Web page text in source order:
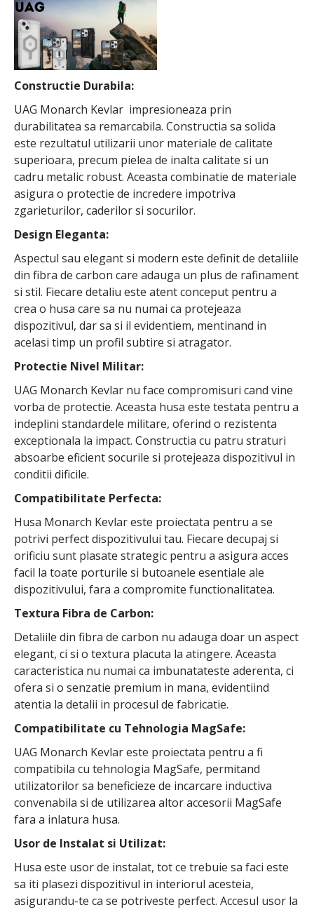
Constructie Durabila:
UAG Monarch Kevlar impresioneaza prin
durabilitatea sa remarcabila. Constructia sa solida
este rezultatul utilizarii unor materiale de calitate
superioara, precum pielea de inalta calitate si un
cadru metalic robust. Aceasta combinatie de materiale
asigura o protectie de incredere impotriva
zgarieturilor, caderilor si socurilor.
Design Eleganta:
Aspectul sau elegant si modern este definit de detaliile
din fibra de carbon care adauga un plus de rafinament
si stil. Fiecare detaliu este atent conceput pentru a
crea o husa care sa nu numai ca protejeaza
dispozitivul, dar sa si il evidentiem, mentinand in
acelasi timp un profil subtire si atragator.
Protectie Nivel Militar:
UAG Monarch Kevlar nu face compromisuri cand vine
vorba de protectie. Aceasta husa este testata pentru a
indeplini standardele militare, oferind o rezistenta
exceptionala la impact. Constructia cu patru straturi
absoarbe eficient socurile si protejeaza dispozitivul in
conditii dificile.
Compatibilitate Perfecta:
Husa Monarch Kevlar este proiectata pentru a se
potrivi perfect dispozitivului tau. Fiecare decupaj si
orificiu sunt plasate strategic pentru a asigura acces
facil la toate porturile si butoanele esentiale ale
dispozitivului, fara a compromite functionalitatea.
Textura Fibra de Carbon:
Detaliile din fibra de carbon nu adauga doar un aspect
elegant, ci si o textura placuta la atingere. Aceasta
caracteristica nu numai ca imbunatateste aderenta, ci
ofera si o senzatie premium in mana, evidentiind
atentia la detalii in procesul de fabricatie.
Compatibilitate cu Tehnologia MagSafe:
UAG Monarch Kevlar este proiectata pentru a fi
compatibila cu tehnologia MagSafe, permitand
utilizatorilor sa beneficieze de incarcare inductiva
convenabila si de utilizarea altor accesorii MagSafe
fara a inlatura husa.
Usor de Instalat si Utilizat:
Husa este usor de instalat, tot ce trebuie sa faci este
sa iti plasezi dispozitivul in interiorul acesteia,
asigurandu-te ca se potriveste perfect. Accesul usor la